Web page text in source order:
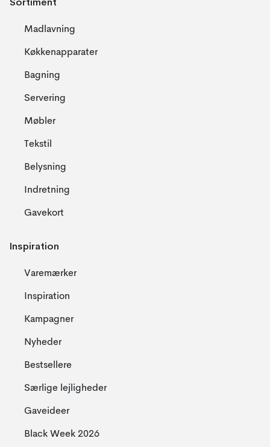
Madlavning
Køkkenapparater
Bagning
Servering
Møbler
Tekstil
Belysning
Indretning
Gavekort
Inspiration
Varemærker
Inspiration
Kampagner
Nyheder
Bestsellere
Særlige lejligheder
Gaveideer
Black Week 2026